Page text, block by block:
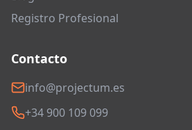
Registro Profesional
Contacto
info@projectum.es
+34 900 109 099